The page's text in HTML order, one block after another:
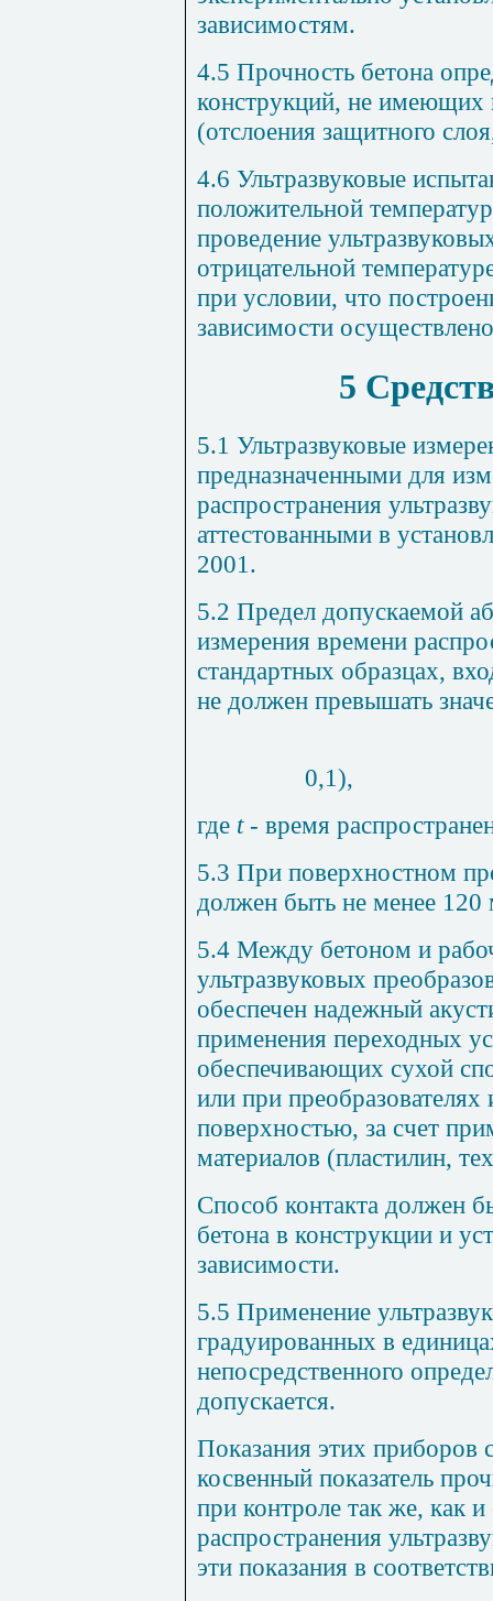
зависимостям.
4.5 Прочность бетона
конструкций, не
(отслоения защитного
4.6 Ультразвуковые
положительной
проведение
отрицательной
при условии, что
зависимости
5
5.1 Ультразвуковые
предназначенными для
распространения
аттестованными в
2001.
5.2 Предел допускаемой
измерения времени
стандартных образцах,
не должен превышать
0,1),
где t - время
5.3 При поверхностном
должен быть не менее 120
5.4 Между бетоном и
ультразвуковых
обеспечен надежный
применения переходных
обеспечивающих сухой
или при
поверхностью, за счет
материалов (пластилин,
Способ контакта должен
бетона в конструкции и
зависимости.
5.5 Применение
градуированных в
непосредственного
допускается.
Показания этих приборов
косвенный показатель
при контроле так же, как
распространения
эти показания в